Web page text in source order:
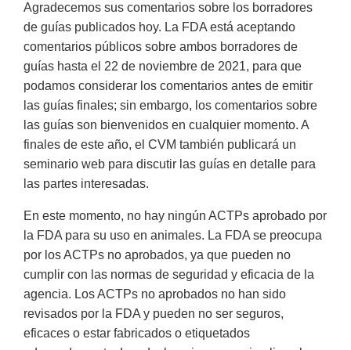
Agradecemos sus comentarios sobre los borradores
de guías publicados hoy. La FDA está aceptando
comentarios públicos sobre ambos borradores de
guías hasta el 22 de noviembre de 2021, para que
podamos considerar los comentarios antes de emitir
las guías finales; sin embargo, los comentarios sobre
las guías son bienvenidos en cualquier momento. A
finales de este año, el CVM también publicará un
seminario web para discutir las guías en detalle para
las partes interesadas.
En este momento, no hay ningún ACTPs aprobado por
la FDA para su uso en animales. La FDA se preocupa
por los ACTPs no aprobados, ya que pueden no
cumplir con las normas de seguridad y eficacia de la
agencia. Los ACTPs no aprobados no han sido
revisados por la FDA y pueden no ser seguros,
eficaces o estar fabricados o etiquetados